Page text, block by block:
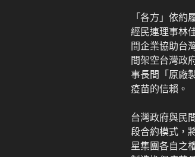
「各方」依約
經民連理事林
間企業協助台
間架空台灣政
事長間「原廠
疫苗的信賴。
台灣政府與民
段合約模式，
星集團各自之